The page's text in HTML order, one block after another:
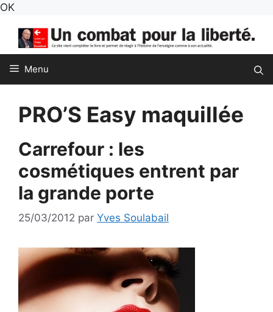
OKAller
contenu
Menu
PRO’S Easy maquillée
Carrefour : les
cosmétiques entrent par
la grande porte
25/03/2012 par Yves Soulabail